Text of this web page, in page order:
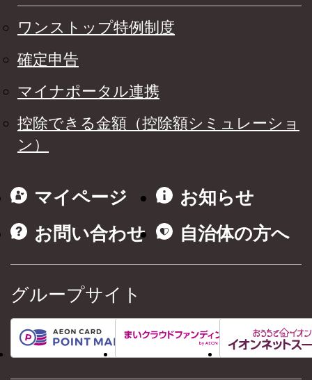
ワンストップ特例制度
確定申告
マイナポータル連携
控除できる金額（控除額シミュレーショ
ン）
マイページ
お知らせ
お問い合わせ
自治体の方へ
グループサイト